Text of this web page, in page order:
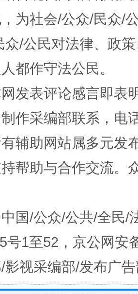
为社会/公众/民众/
众/公民对法律、政
都作守法公民。
发表评论感言即表
作采编部联系，电
辅助网站属多元发
帮助与合作交流。
中国/公众/公共/全民/
号1至52，京公网安
影视采编部/发布广